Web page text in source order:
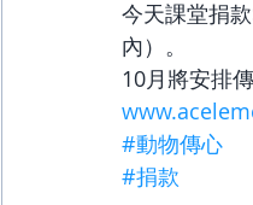
今天課堂捐
內）。
10月將安排
#動物傳心
#捐款